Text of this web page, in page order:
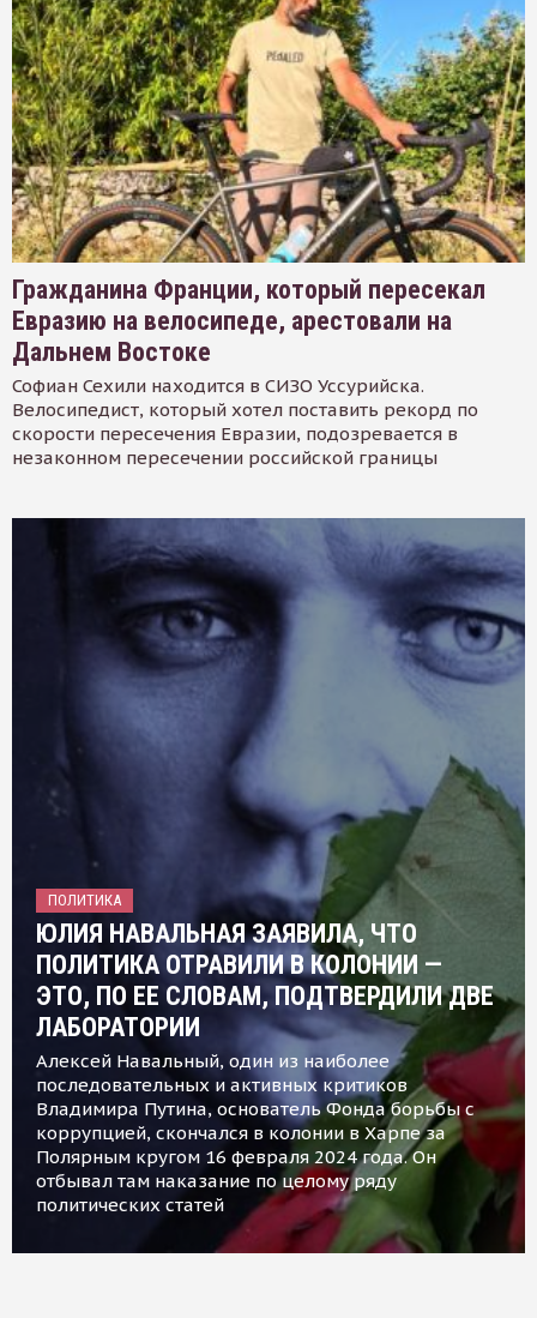
Гражданина Франции, который пересекал
Евразию на велосипеде, арестовали на
Дальнем Востоке
Софиан Сехили находится в СИЗО Уссурийска.
Велосипедист, который хотел поставить рекорд по
скорости пересечения Евразии, подозревается в
незаконном пересечении российской границы
ПОЛИТИКА
ЮЛИЯ НАВАЛЬНАЯ ЗАЯВИЛА, ЧТО
ПОЛИТИКА ОТРАВИЛИ В КОЛОНИИ —
ЭТО, ПО ЕЕ СЛОВАМ, ПОДТВЕРДИЛИ ДВЕ
ЛАБОРАТОРИИ
Алексей Навальный, один из наиболее
последовательных и активных критиков
Владимира Путина, основатель Фонда борьбы с
коррупцией, скончался в колонии в Харпе за
Полярным кругом 16 февраля 2024 года. Он
отбывал там наказание по целому ряду
политических статей